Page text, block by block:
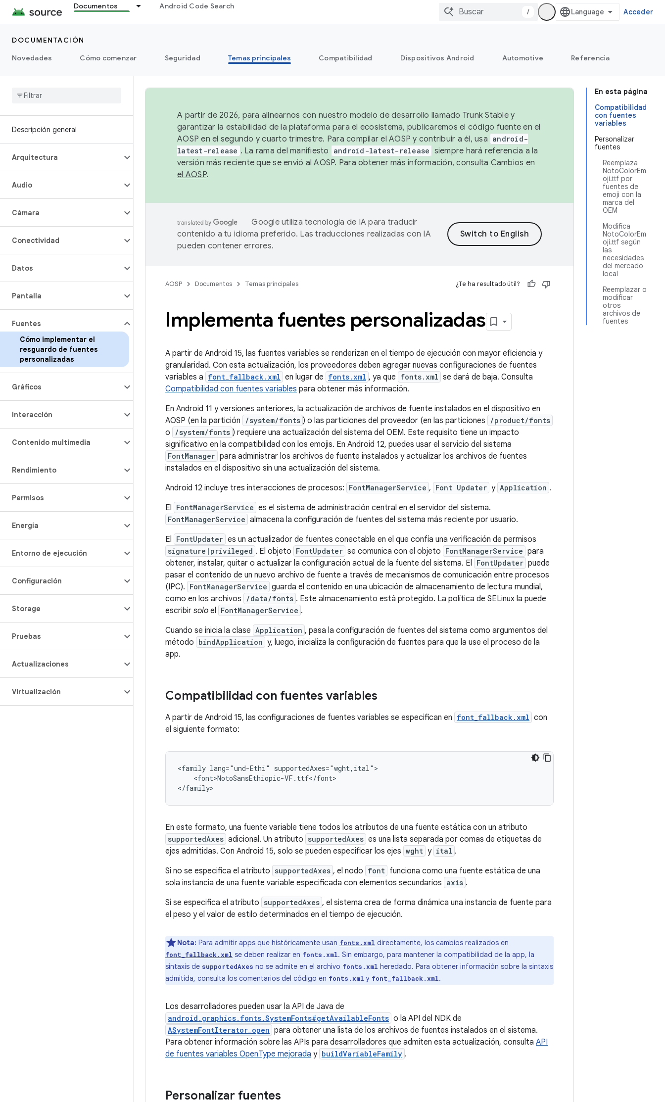
Documentos Android Code Search
/ Acceder
DOCUMENTACIÓN
Novedades
Cómo comenzar Seguridad Temas principales Compatibilidad Dispositivos Android Automotive Referencia
Descripción general
Arquitectura
Audio
Cámara
Conectividad
Datos
Pantalla
Fuentes
Cómo implementar el
resguardo de fuentes
personalizadas
Gráficos
Interacción
Contenido multimedia
Rendimiento
Permisos
Energía
Entorno de ejecución
Configuración
Storage
Pruebas
Actualizaciones
Virtualización
En esta página
Compatibilidad
con fuentes
variables
Personalizar
fuentes
Reemplaza
NotoColorEm
oji.ttf por
fuentes de
emoji con la
marca del
OEM
Modifica
NotoColorEm
oji.ttf según
las
necesidades
del mercado
local
Reemplazar o
modificar
otros
archivos de
fuentes
A partir de 2026, para alinearnos con nuestro modelo de desarrollo llamado Trunk Stable y
garantizar la estabilidad de la plataforma para el ecosistema, publicaremos el código fuente en el
AOSP en el segundo y cuarto trimestre. Para compilar el AOSP y contribuir a él, usa android-
latest-release . La rama del manifiesto android-latest-release siempre hará referencia a la
versión más reciente que se envió al AOSP. Para obtener más información, consulta Cambios en
el AOSP.
Google utiliza tecnología de IA para traducir
contenido a tu idioma preferido. Las traducciones realizadas con IA
pueden contener errores.
AOSP Documentos Temas principales ¿Te ha resultado útil?
Implementa fuentes personalizadas
A partir de Android 15, las fuentes variables se renderizan en el tiempo de ejecución con mayor eficiencia y
granularidad. Con esta actualización, los proveedores deben agregar nuevas configuraciones de fuentes
variables a font_fallback.xml en lugar de fonts.xml , ya que fonts.xml se dará de baja. Consulta
Compatibilidad con fuentes variables para obtener más información.
En Android 11 y versiones anteriores, la actualización de archivos de fuente instalados en el dispositivo en
AOSP (en la partición
/system/fonts ) o las particiones del proveedor (en las particiones /product/fonts
o /system/fonts ) requiere una actualización del sistema del OEM. Este requisito tiene un impacto
significativo en la compatibilidad con los emojis. En Android 12, puedes usar el servicio del sistema
FontManager para administrar los archivos de fuente instalados y actualizar los archivos de fuentes
instalados en el dispositivo sin una actualización del sistema.
Android 12 incluye tres interacciones de procesos: FontManagerService , Font Updater y Application .
El FontManagerService es el sistema de administración central en el servidor del sistema.
FontManagerService almacena la configuración de fuentes del sistema más reciente por usuario.
El FontUpdater es un actualizador de fuentes conectable en el que confía una verificación de permisos
signature|privileged . El objeto FontUpdater se comunica con el objeto FontManagerService para
obtener, instalar, quitar o actualizar la configuración actual de la fuente del sistema. El FontUpdater puede
pasar el contenido de un nuevo archivo de fuente a través de mecanismos de comunicación entre procesos
(IPC). FontManagerService guarda el contenido en una ubicación de almacenamiento de lectura mundial,
como en los archivos
/data/fonts . Este almacenamiento está protegido. La política de SELinux la puede
escribir solo el FontManagerService .
Cuando se inicia la clase Application , pasa la configuración de fuentes del sistema como argumentos del
método bindApplication y, luego, inicializa la configuración de fuentes para que la use el proceso de la
app.
Compatibilidad con fuentes variables
A partir de Android 15, las configuraciones de fuentes variables se especifican en font_fallback.xml con
el siguiente formato:
<family lang="und-Ethi" supportedAxes="wght,ital">
    <font>NotoSansEthiopic-VF.ttf</font>
En este formato, una fuente variable tiene todos los atributos de una fuente estática con un atributo
supportedAxes adicional. Un atributo supportedAxes es una lista separada por comas de etiquetas de
ejes admitidas. Con Android 15, solo se pueden especificar los ejes wght y ital .
Si no se especifica el atributo supportedAxes , el nodo font funciona como una fuente estática de una
sola instancia de una fuente variable especificada con elementos secundarios axis .
Si se especifica el atributo supportedAxes , el sistema crea de forma dinámica una instancia de fuente para
el peso y el valor de estilo determinados en el tiempo de ejecución.
Nota: Para admitir apps que históricamente usan fonts.xml directamente, los cambios realizados en
font_fallback.xml se deben realizar en fonts.xml. Sin embargo, para mantener la compatibilidad de la app, la
sintaxis de supportedAxes no se admite en el archivo fonts.xml heredado. Para obtener información sobre la sintaxis
admitida, consulta los comentarios del código en fonts.xml y font_fallback.xml.
Los desarrolladores pueden usar la API de Java de
android.graphics.fonts.SystemFonts#getAvailableFonts o la API del NDK de
ASystemFontIterator_open para obtener una lista de los archivos de fuentes instalados en el sistema.
Para obtener información sobre las APIs para desarrolladores que admiten esta actualización, consulta API
de fuentes variables OpenType mejorada y buildVariableFamily .
Personalizar fuentes